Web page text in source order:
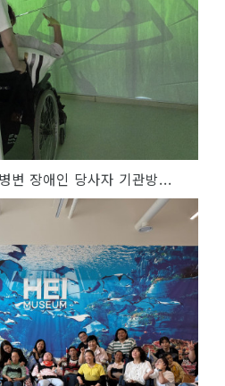
변 장애인 당사자 기관방...